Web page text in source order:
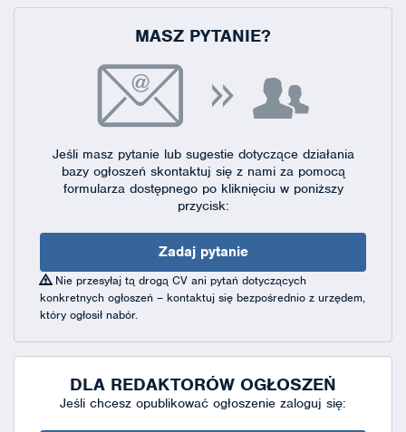
MASZ PYTANIE?
Jeśli masz pytanie lub sugestie dotyczące działania
bazy ogłoszeń skontaktuj się z nami za pomocą
formularza dostępnegopo kliknięciu w poniższy
przycisk:
Zadaj pytanie
Nie przesyłaj tą drogą CV ani pytań dotyczących
konkretnych ogłoszeń – kontaktuj się bezpośrednio z urzędem,
który ogłosił nabór.
DLA REDAKTORÓW OGŁOSZEŃ
Jeśli chcesz opublikować ogłoszenie zaloguj się: